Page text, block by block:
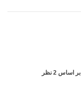
بر اساس 2 نظر